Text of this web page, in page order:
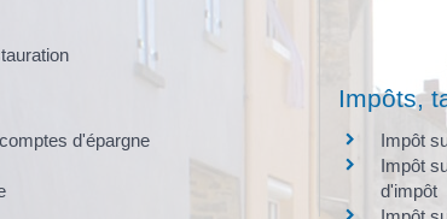
d'épargne
Impôts,
Impôt
Impôt
d'impôt